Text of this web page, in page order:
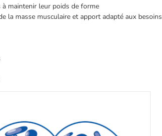
maintenir leur poids de forme
la masse musculaire et apport adapté aux besoins